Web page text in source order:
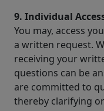
9. Individual
You may, access
a written request.
receiving your
questions can be
are committed to
thereby clarifying